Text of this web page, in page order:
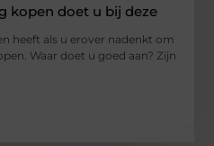
kopen doet u bij deze
heeft als u erover nadenkt om
Waar doet u goed aan? Zijn